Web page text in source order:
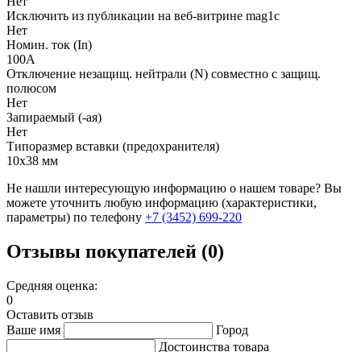
Исключить из публикации на веб-витрине mag1c
Нет
Номин. ток (In)
100А
Отключение незащищ. нейтрали (N) совместно с защищ.
полюсом
Нет
Запираемый (-ая)
Нет
Типоразмер вставки (предохранителя)
10х38 мм
Не нашли интересующую информацию о нашем товаре? Вы
можете уточнить любую информацию (характеристики,
параметры) по телефону +7 (3452) 699-220
Отзывы покупателей (0)
Средняя оценка:
0
Оставить отзыв
Ваше имя
Город
Достоинства товара